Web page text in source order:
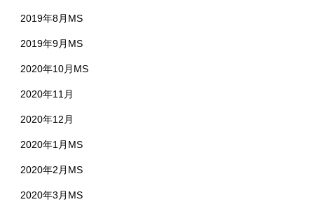
2019年8月MS
2019年9月MS
2020年10月MS
2020年11月
2020年12月
2020年1月MS
2020年2月MS
2020年3月MS